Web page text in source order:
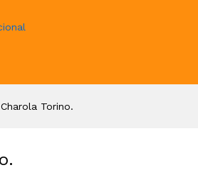
Charola Torino.